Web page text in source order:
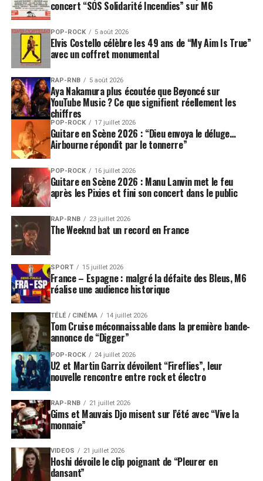
concert “SOS Solidarité Incendies” sur M6
POP-ROCK 5 août 2026
Elvis Costello célèbre les 49 ans de “My Aim Is True”
avec un coffret monumental
RAP-RNB 5 août 2026
Aya Nakamura plus écoutée que Beyoncé sur
YouTube Music ? Ce que signifient réellement les
chiffres
POP-ROCK 17 juillet 2026
Guitare en Scène 2026 : “Dieu envoya le déluge…
Airbourne répondit par le tonnerre”
POP-ROCK 16 juillet 2026
Guitare en Scène 2026 : Manu Lanvin met le feu
après les Pixies et fini son concert dans le public
RAP-RNB 23 juillet 2026
The Weeknd bat un record en France
SPORT 15 juillet 2026
France – Espagne : malgré la défaite des Bleus, M6
réalise une audience historique
TÉLÉ / CINÉMA 14 juillet 2026
Tom Cruise méconnaissable dans la première bande-
annonce de “Digger”
POP-ROCK 24 juillet 2026
U2 et Martin Garrix dévoilent “Fireflies”, leur
nouvelle rencontre entre rock et électro
RAP-RNB 21 juillet 2026
Gims et Mauvais Djo misent sur l’été avec “Vive la
monnaie”
VIDEOS 21 juillet 2026
Hoshi dévoile le clip poignant de “Pleurer en
dansant”